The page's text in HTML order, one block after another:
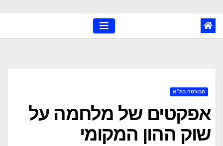
הבורסה בת״א
אפקטים של מלחמה על
שוק ההון המקומי